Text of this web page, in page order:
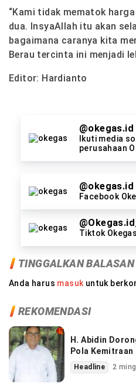
“Kami tidak mematok
dua. InsyaAllah itu akan
bagaimana caranya kita
Berau tercinta ini menjadi
Editor: Hardianto
@okegas.id
Ikuti media
perusahaan
@okegas.id
Facebook
Tiktok Okegas
TINGGALKAN BALASAN
Anda harus masuk untuk
REKOMENDASI
H. Abidin
Pola
Headline 2